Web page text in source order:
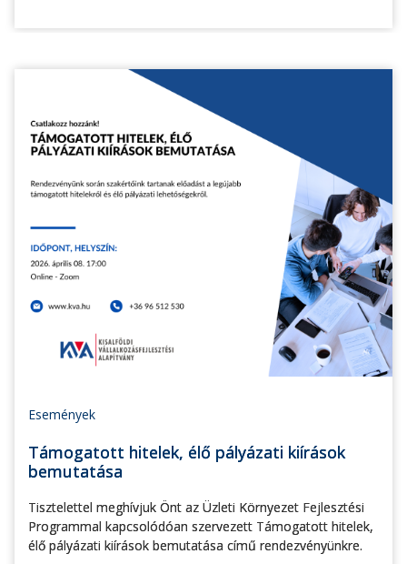
Események
Támogatott hitelek, élő pályázati kiírások
bemutatása
Tisztelettel meghívjuk Önt az Üzleti Környezet Fejlesztési
Programmal kapcsolódóan szervezett Támogatott hitelek,
élő pályázati kiírások bemutatása című rendezvényünkre.